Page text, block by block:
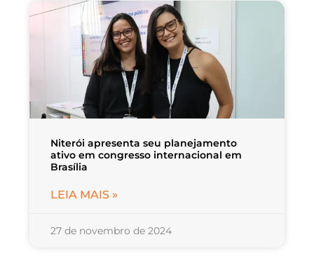
Niterói apresenta seu planejamento
ativo em congresso internacional em
Brasília
LEIA MAIS »
27 de novembro de 2024